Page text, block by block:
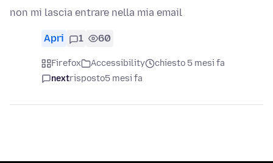
non mi lascia entrare nella mia email
Apri 1 60
Firefox Accessibility
chiesto 5 mesi fa
nextrisposto5 mesi fa